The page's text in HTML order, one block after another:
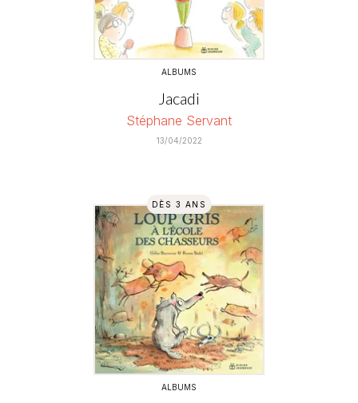
ALBUMS
Jacadi
Stéphane Servant
13/04/2022
DÈS 3 ANS
ALBUMS